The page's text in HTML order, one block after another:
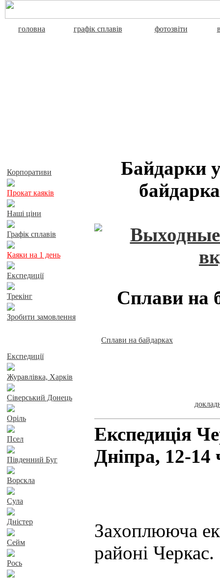
головна графік сплавів фотозвіти
Корпоративи
Прокат каяків
Наші ціни
Графік сплавів
Каяки на 1 день
Експедиції
Трекінг
Зробити замовлення
Експедиції
Журавлівка, Харків
Сіверський Донець
Оріль
Псел
Південний Буг
Ворскла
Сула
Дністер
Сейм
Рось
Байдарки
Сплави на
Сплави на байдарках
Експедиція
Дніпра, 12-14
Захоплююча
районі Черкас.